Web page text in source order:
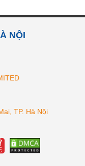
NỘI
TP. Hà Nội